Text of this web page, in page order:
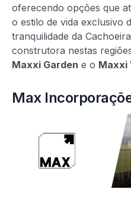
oferecendo opções que
o estilo de vida exclusivo
tranquilidade da
construtora nestas
Maxxi Garden e o Maxxi
Max